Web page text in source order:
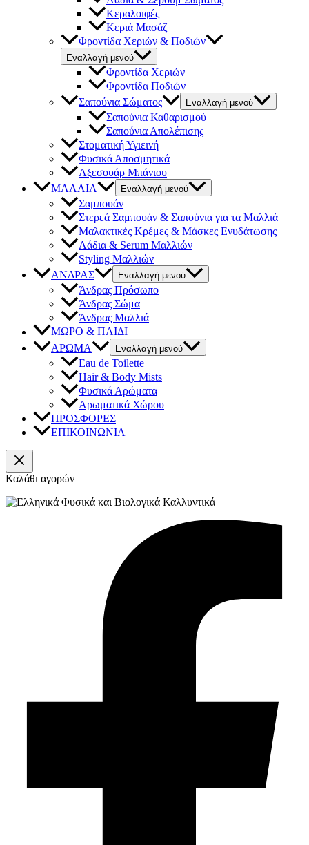
Κεραλοιφές
Κεριά Μασάζ
Φροντίδα Χεριών & Ποδιών
Εναλλαγή μενού
Φροντίδα Χεριών
Φροντίδα Ποδιών
Σαπούνια Σώματος
Εναλλαγή μενού
Σαπούνια Καθαρισμού
Σαπούνια Απολέπισης
Στοματική Υγιεινή
Φυσικά Αποσμητικά
Αξεσουάρ Μπάνιου
ΜΑΛΛΙΑ
Εναλλαγή μενού
Σαμπουάν
Στερεά Σαμπουάν & Σαπούνια για τα Μαλλιά
Μαλακτικές Κρέμες & Μάσκες Ενυδάτωσης
Λάδια & Serum Μαλλιών
Styling Μαλλιών
ΑΝΔΡΑΣ
Εναλλαγή μενού
Άνδρας Πρόσωπο
Άνδρας Σώμα
Άνδρας Μαλλιά
ΜΩΡΟ & ΠΑΙΔΙ
ΑΡΩΜΑ
Εναλλαγή μενού
Eau de Toilette
Hair & Body Mists
Φυσικά Αρώματα
Αρωματικά Χώρου
ΠΡΟΣΦΟΡΕΣ
ΕΠΙΚΟΙΝΩΝΙΑ
Καλάθι αγορών